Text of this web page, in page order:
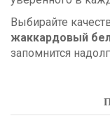
Выбирайте
жаккардовый
запомнится